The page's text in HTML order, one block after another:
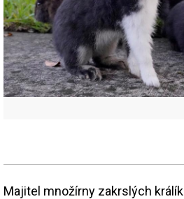
Majitel množírny zakrslých